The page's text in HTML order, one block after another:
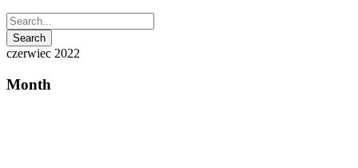
czerwiec 2022
Month